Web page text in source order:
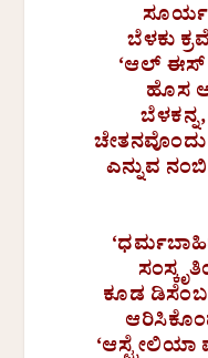
ಬೆಳಕು
‘ಆಲ್ ಈಸ್
ಹೊಸ
ಎನ್ನುವ
ಕೂಡ